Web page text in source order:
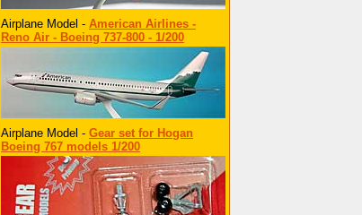
Airplane Model - American Airlines -
Reno Air - Boeing 737-800 - 1/200
Airplane Model - Gear set for Hogan
Boeing 767 models 1/200